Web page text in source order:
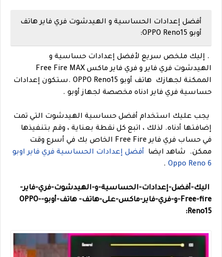
أفضل إعدادات الحساسية و الهيدشوت فري فاير هاتف
أوبو OPPO Reno15:
. إليك ملخص سريع لأفضل إعدادات حساسية و
الهيدشوت فري فاير و فري فاير ماكس Free Fire MAX
الممكنة لجهازك
هاتف أوبو OPPO Reno15 . ستكون إعدادات
حساسية فري فاير ادناه مخصصة لجهاز أوبو .
يجب عليك استخدام أفضل حساسية الهيدشوت التي تمت
إضافتها أدناه. لذلك ، اتبع كل نقطة بعناية ، وقم بتنفيذها
في حساب فري فاير Free Fire الخاص بك في أسرع وقت
ممكن.
شاهد ايضا
أفضل إعدادات الحساسية فري فاير اوبو
Oppo Reno 6
.
اليك-أفضل-إعدادات-الحساسية-و-الهيدشوت-فري-فاير-
Free-fire-و-فري-فاير-ماكس-على-هاتف-
هاتف-أوبو-OPPO-
Reno15: